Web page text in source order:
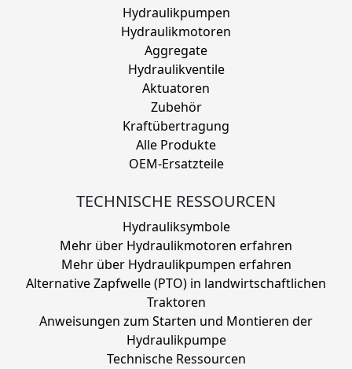
Hydraulikpumpen
Hydraulikmotoren
Aggregate
Hydraulikventile
Aktuatoren
Zubehör
Kraftübertragung
Alle Produkte
OEM-Ersatzteile
TECHNISCHE RESSOURCEN
Hydrauliksymbole
Mehr über Hydraulikmotoren erfahren
Mehr über Hydraulikpumpen erfahren
Alternative Zapfwelle (PTO) in landwirtschaftlichen
Traktoren
Anweisungen zum Starten und Montieren der
Hydraulikpumpe
Technische Ressourcen